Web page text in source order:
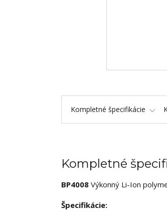
Kompletné špecifikácie
Kompletné
BP4008 Výkonný Li-Ion
Špecifikácie: